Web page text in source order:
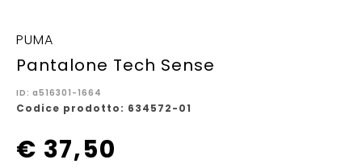
PUMA
Pantalone Tech Sense
ID: a516301-1664
Codice prodotto: 634572-01
€ 37,50